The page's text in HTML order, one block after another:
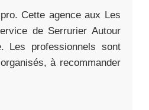
Cette agence aux Les
de Serrurier Autour
Les professionnels sont
à recommander